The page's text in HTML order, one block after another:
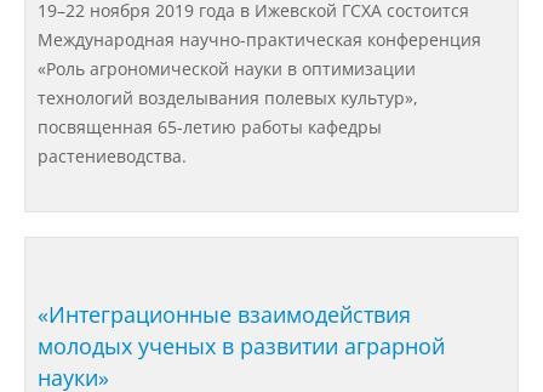
Образовательные стандарты и
требования
Образование
Руководство
Педагогический состав
19–22 ноября 2019 года в Ижевской ГСХА состоится
Международная научно-практическая конференция
«Роль агрономической науки в оптимизации
технологий возделывания полевых культур»,
посвященная 65-летию работы кафедры
растениеводства.
«Интеграционные взаимодействия
молодых ученых в развитии аграрной
науки»